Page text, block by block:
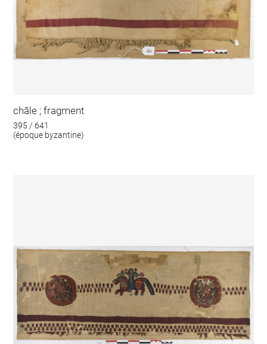
châle ; fragment
395 / 641
(époque byzantine)